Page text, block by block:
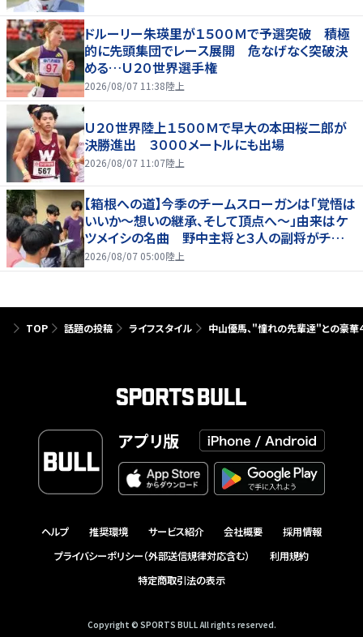
ドルーリー朱瑛里が１５００Ｍで予選突破 積極
的に先頭集団でレース展開 危なげなく突破決
める…Ｕ２０世界選手権
2026/08/07 11:38陸上
Ｕ２０世界陸上１５００Ｍで早大の本田桜二郎が
決勝進出 ３０００メートルにも出場
2026/08/07 11:07陸上
【箱根への道】今季のチームスローガンは「覚悟は
いいか～想いの継承、そして頂点へ～」由来はケ
ツメイシの名曲 野中主将と３人の副将がチーム
を引っ張る…夏合宿特集第１弾、国学院大
2026/08/07 05:00陸上
TOP 話題の投稿 ライフスタイル 中山優馬、"憧れの先輩達"との豪華
アプリ版
ヘルプ 推奨環境 サービス紹介 会社概要
採用情報
プライバシーポリシー（外部送信規律対応含む）
利用規約
特定商取引法の表示
Copyright © SPORTS BULL All rights reserved.